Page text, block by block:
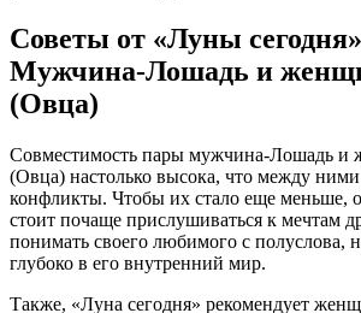
Советы от «Луны
Мужчина-Лошадь и
(Овца)
Совместимость пары мужчина-Лошадь и
(Овца) настолько высока, что между ними
конфликты. Чтобы их стало еще меньше,
стоит почаще прислушиваться к мечтам
понимать своего любимого с полуслова,
глубоко в его внутренний мир.
Также, «Луна сегодня» рекомендует